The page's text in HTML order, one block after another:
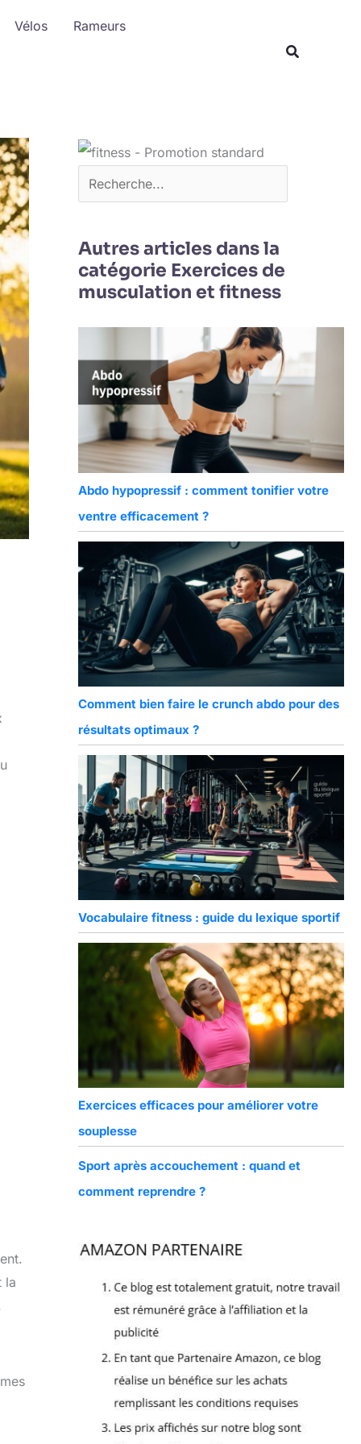
Vélos Rameurs
la
r
c
r
Autres articles dans la
catégorie Exercices de
musculation et fitness
Abdo hypopressif : comment tonifier votre
ventre efficacement ?
Comment bien faire le crunch abdo pour des
résultats optimaux ?
Vocabulaire fitness : guide du lexique sportif
Exercices efficaces pour améliorer votre
souplesse
Sport après accouchement : quand et
comment reprendre ?